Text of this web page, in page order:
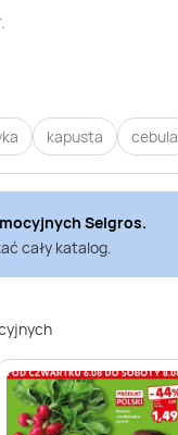
kapusta cebula
Selgros.
cały katalog.